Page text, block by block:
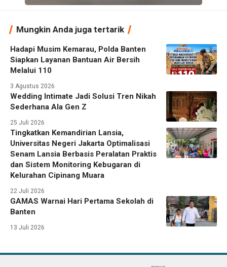
Mungkin Anda juga tertarik
Hadapi Musim Kemarau, Polda Banten
Siapkan Layanan Bantuan Air Bersih
Melalui 110
3 Agustus 2026
Wedding Intimate Jadi Solusi Tren Nikah
Sederhana Ala Gen Z
25 Juli 2026
Tingkatkan Kemandirian Lansia,
Universitas Negeri Jakarta Optimalisasi
Senam Lansia Berbasis Peralatan Praktis
dan Sistem Monitoring Kebugaran di
Kelurahan Cipinang Muara
22 Juli 2026
GAMAS Warnai Hari Pertama Sekolah di
Banten
13 Juli 2026